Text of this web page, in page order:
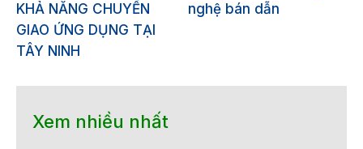
KHẢ NĂNG CHUYỂN
GIAO ỨNG DỤNG TẠI
TÂY NINH
nghệ bán dẫn
Xem nhiều nhất